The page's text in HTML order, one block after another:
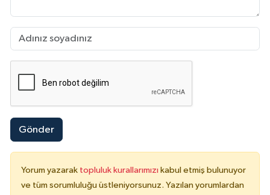
Gönder
Yorum yazarak topluluk kurallarımızı kabul etmiş bulunuyor
ve tüm sorumluluğu üstleniyorsunuz. Yazılan yorumlardan